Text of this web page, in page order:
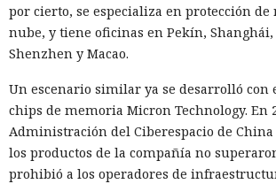
otros navegadores con IA.
por cierto, se especializa en protección de
nube, y tiene oficinas en Pekín, Shanghái,
Shenzhen y Macao.
Un escenario similar ya se desarrolló con
chips de memoria Micron Technology. En
Administración del Ciberespacio de
los productos de la compañía no
prohibió a los operadores de